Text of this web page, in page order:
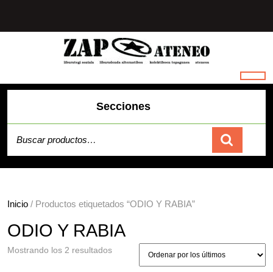
contenido
Secciones
Carrito
Inicio / Productos etiquetados “ODIO Y RABIA”
ODIO Y RABIA
Mostrando los 2 resultadosOrdenado